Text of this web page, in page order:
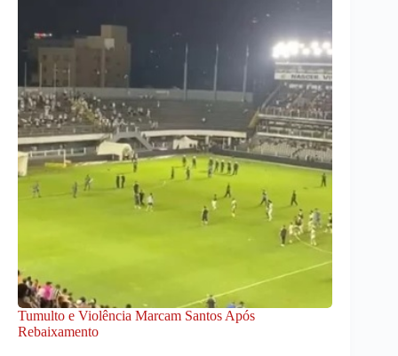
Tumulto e Violência Marcam Santos Após
Rebaixamento